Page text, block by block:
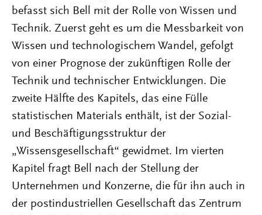
befasst sich Bell mit der Rolle von Wissen und
Technik. Zuerst geht es um die Messbarkeit von
Wissen und technologischem Wandel, gefolgt
von einer Prognose der zukünftigen Rolle der
Technik und technischer Entwicklungen. Die
zweite Hälfte des Kapitels, das eine Fülle
statistischen Materials enthält, ist der Sozial-
und Beschäftigungsstruktur der
„Wissensgesellschaft“ gewidmet. Im vierten
Kapitel fragt Bell nach der Stellung der
Unternehmen und Konzerne, die für ihn auch in
der postindustriellen Gesellschaft das Zentrum